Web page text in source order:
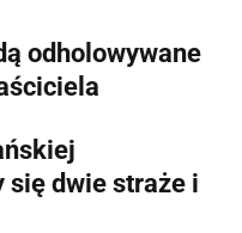
odholowywane
się dwie straże i